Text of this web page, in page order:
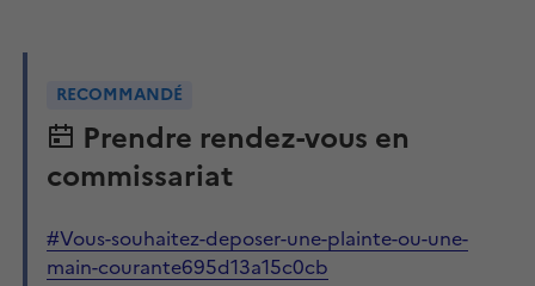
RECOMMANDÉ
Prendre rendez-vous en
commissariat
#Vous-souhaitez-deposer-une-plainte-ou-une-
main-courante695d13a15c0cb